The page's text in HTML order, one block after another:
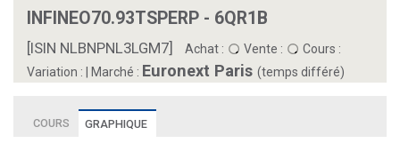
INFINEO70.93TSPERP - 6QR1B
[ISIN NLBNPNL3LGM7] Achat : Vente :
Cours :
Variation :
Marché : Euronext Paris (temps différé)
COURS GRAPHIQUE